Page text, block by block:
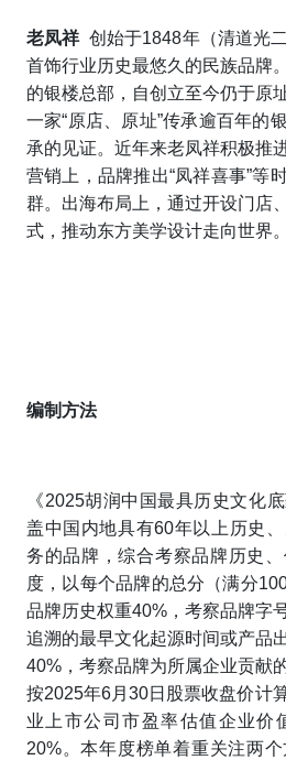
老凤祥创始于1848年（清道光
首饰行业历史最悠久的民族品牌
的银楼总部，自创立至今仍于原
一家“原店、原址”传承逾百年的
承的见证。近年来老凤祥积极推
营销上，品牌推出“凤祥喜事”等
群。出海布局上，通过开设门店
式，推动东方美学设计走向世界。
编制方法
《2025胡润中国最具历史文化
盖中国内地具有60年以上历史
务的品牌，综合考察品牌历史
度，以每个品牌的总分（满分
品牌历史权重40%，考察品牌字
追溯的最早文化起源时间或产品
40%，考察品牌为所属企业贡献
按2025年6月30日股票收盘价计
业上市公司市盈率估值企业价
20%。本年度榜单着重关注两